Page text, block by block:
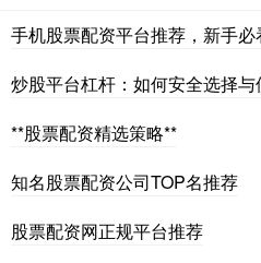
手机股票配资平台推荐，新手必
炒股平台杠杆：如何安全选择与
**股票配资精选策略**
知名股票配资公司TOP名推荐
股票配资网正规平台推荐